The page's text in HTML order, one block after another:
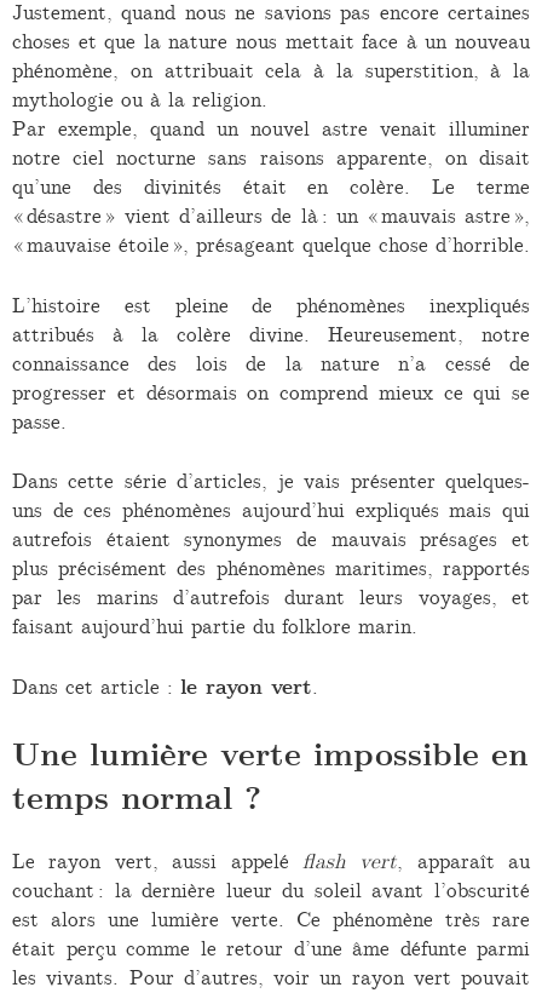
Justement, quand nous ne savions pas encore certaines
choses et que la nature nous mettait face à un nouveau
phénomène, on attribuait cela à la superstition, à la
mythologie ou à la religion.
Par exemple, quand un nouvel astre venait illuminer
notre ciel nocturne sans raisons apparente, on disait
qu’une des divinités était en colère. Le terme
« désastre » vient d’ailleurs de là : un « mauvais astre »,
« mauvaise étoile », présageant quelque chose d’horrible.
L’histoire est pleine de phénomènes inexpliqués
attribués à la colère divine. Heureusement, notre
connaissance des lois de la nature n’a cessé de
progresser et désormais on comprend mieux ce qui se
passe.
Dans cette série d’articles, je vais présenter quelques-
uns de ces phénomènes aujourd’hui expliqués mais qui
autrefois étaient synonymes de mauvais présages et
plus précisément des phénomènes maritimes, rapportés
par les marins d’autrefois durant leurs voyages, et
faisant aujourd’hui partie du folklore marin.
Dans cet article : le rayon vert.
Une lumière verte impossible en
temps normal ?
Le rayon vert, aussi appelé flash vert, apparaît au
couchant : la dernière lueur du soleil avant l’obscurité
est alors une lumière verte. Ce phénomène très rare
était perçu comme le retour d’une âme défunte parmi
les vivants. Pour d’autres, voir un rayon vert pouvait